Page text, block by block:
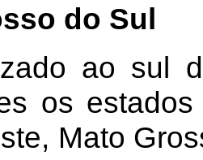
do Sul
ao sul
os
Mato